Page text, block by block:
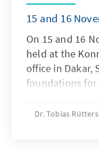
15 and 16
On 15 and 16
held at the
office in Dakar,
foundations
growing
(terrorism,
Dr. Tobias